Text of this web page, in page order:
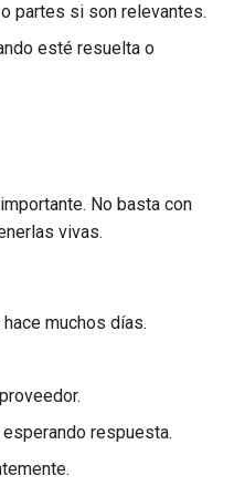
partes si son relevantes.
esté resuelta o
No basta con
vivas.
muchos días.
respuesta.